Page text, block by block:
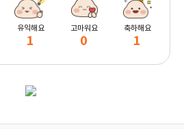
유익해요
1
고마워요
0
축하해요
1